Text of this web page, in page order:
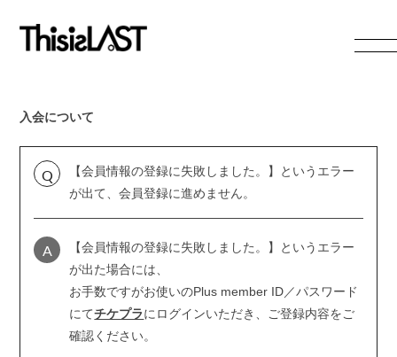
LIVE
VIDEO
DISCOGRAPHY
CONTACT
入会について
Q
【会員情報の登録に失敗しました。】というエラー
が出て、会員登録に進めません。
A
【会員情報の登録に失敗しました。】というエラー
が出た場合には、
お手数ですがお使いのPlus member ID／パスワード
にてチケプラにログインいただき、ご登録内容をご
確認ください。